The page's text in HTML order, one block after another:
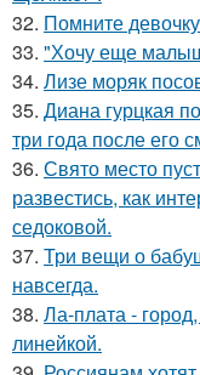
32. Помните
33. "Хочу еще
34. Лизе моряк
35. Диана гурцкая
три года после его
36. Свято место
развестись, как
седоковой.
37. Три вещи о
навсегда.
38. Ла-плата -
линейкой.